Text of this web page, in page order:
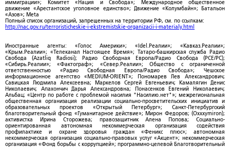
иммиграции»; Комитет «Нация и Свобода»; Международное общественное
движение «Арестантское уголовное единство»; Движение «Колумбайн»; Батальон
«Азов»; Meta
Полный список организаций, запрещенных на территории РФ, см. по ссылкам:
http://nac.gov.ru/terroristicheskie-i-ekstremistskie-organizacii-i-materialy.html
Иностранные агенты: «Голос Америки»; «Idel.Реалии»; «Кавказ.Реалии»;
«Крым.Реалии»; «Телеканал Настоящее Время»; Татаро-башкирская служба Радио
Свобода (Azatliq Radiosi); Радио Свободная Европа/Радио Свобода (PCE/PC);
«Сибирь.Реалии»; «Фактограф»; «Север.Реалии»; Общество с ограниченной
ответственностью «Радио Свободная Европа/Радио Свобода»; Чешское
информационное агентство «MEDIUM-ORIENT»; Пономарев Лев Александрович;
Савицкая Людмила Алексеевна; Маркелов Сергей Евгеньевич; Камалягин Денис
Николаевич; Апахончич Дарья Александровна; Понасенков Евгений Николаевич;
Альбац; «Центр по работе с проблемой насилия "Насилию.нет"»; межрегиональная
общественная организация реализации социально-просветительских инициатив и
образовательных проектов «Открытый Петербург»; Санкт-Петербургский
благотворительный фонд «Гуманитарное действие»; Мирон Федоров; (Oxxxymiron);
активистка Ирина Сторожева; правозащитник Алена Попова; Социально-
ориентированная автономная некоммерческая организация содействия
профилактике и охране здоровья граждан «Феникс плюс»; автономная
некоммерческая организация социально-правовых услуг «Акцент»; некоммерческая
организация «Фонд борьбы с коррупцией»; программно-целевой Благотворительный